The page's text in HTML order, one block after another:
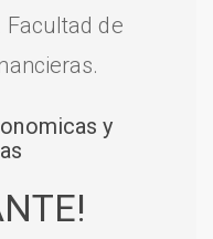
Facultad de
y